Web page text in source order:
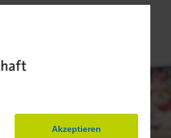
Akzeptieren